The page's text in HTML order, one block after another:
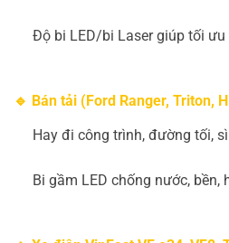
Độ bi LED/bi Laser giúp tối
🔹 Bán tải (Ford Ranger, Triton,
Hay đi công trình, đường tối,
Bi gầm LED chống nước,